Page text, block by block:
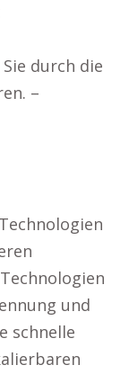
durch die
–
und
schnelle